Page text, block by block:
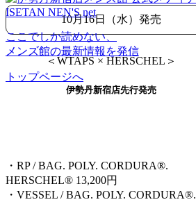
10月16日（水）発売
＜WTAPS × HERSCHEL＞
伊勢丹新宿店先行発売
・RP / BAG. POLY. CORDURA®.
HERSCHEL® 13,200円
・VESSEL / BAG. POLY. CORDURA®.
ここでしか読めない、
メンズ館の最新情報を発信
トップページへ